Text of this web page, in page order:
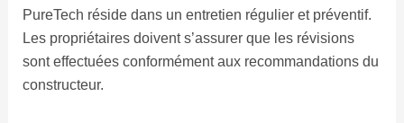
PureTech réside dans un entretien régulier et préventif.
Les propriétaires doivent s’assurer que les révisions
sont effectuées conformément aux recommandations du
constructeur.